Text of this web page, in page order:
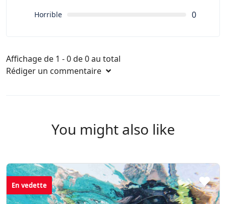
Horrible 0
Affichage de 1 - 0 de 0 au total
Rédiger un commentaire
You might also like
En vedette